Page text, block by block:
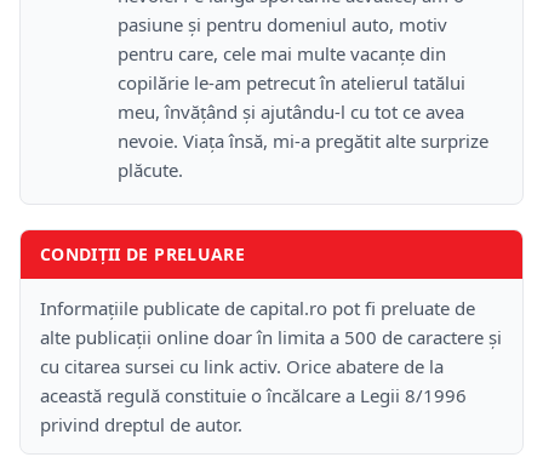
pasiune și pentru domeniul auto, motiv
pentru care, cele mai multe vacanțe din
copilărie le-am petrecut în atelierul tatălui
meu, învățând și ajutându-l cu tot ce avea
nevoie. Viața însă, mi-a pregătit alte surprize
plăcute.
CONDIȚII DE PRELUARE
Informațiile publicate de capital.ro pot fi preluate de
alte publicații online doar în limita a 500 de caractere și
cu citarea sursei cu link activ. Orice abatere de la
această regulă constituie o încălcare a Legii 8/1996
privind dreptul de autor.